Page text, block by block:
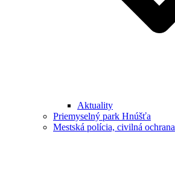
Aktuality
Priemyselný park Hnúšťa
Mestská polícia, civilná ochrana